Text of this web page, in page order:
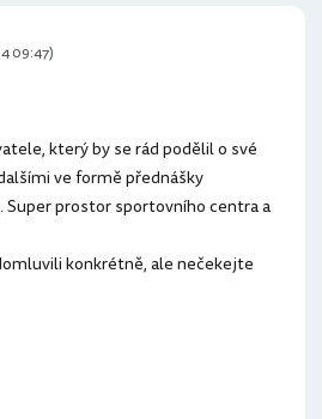
který by se rád podělil o své
ve formě přednášky
Super prostor sportovního centra a
konkrétně, ale nečekejte
09:47)